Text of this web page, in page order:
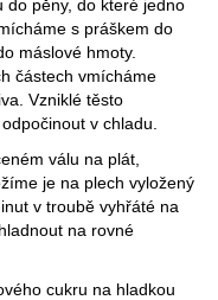
do pěny, do které jedno
s práškem do
máslové hmoty.
částech vmícháme
Vzniklé těsto
v chladu.
válu na plát,
je na plech vyložený
v troubě vyhřáté na
na rovné
cukru na hladkou